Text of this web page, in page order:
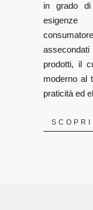
in grado di
prodotti, il
moderno al
praticità ed